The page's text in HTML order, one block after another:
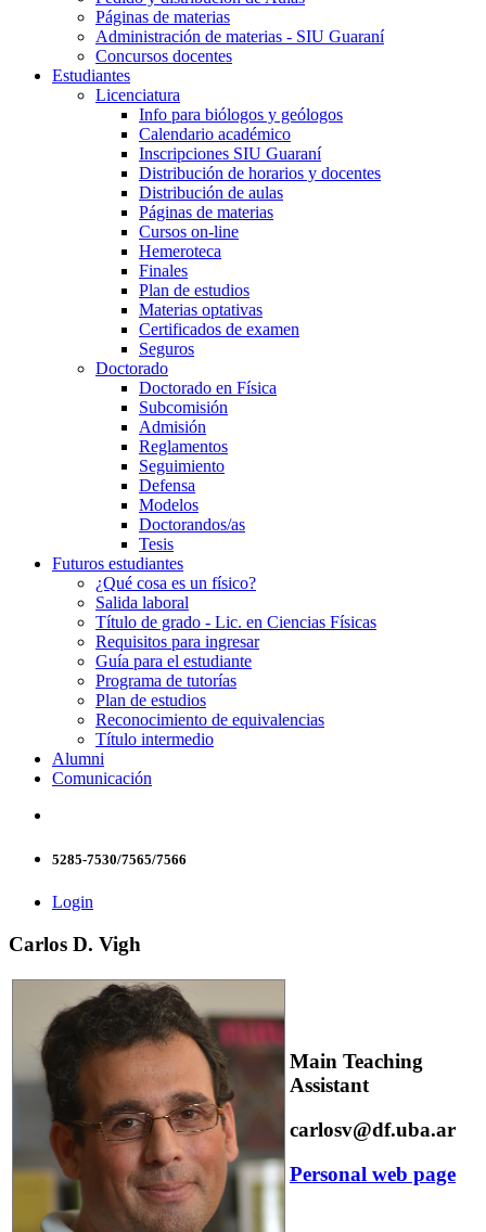
Páginas de materias
Administración de materias - SIU Guaraní
Concursos docentes
Estudiantes
Licenciatura
Info para biólogos y geólogos
Calendario académico
Inscripciones SIU Guaraní
Distribución de horarios y docentes
Distribución de aulas
Páginas de materias
Cursos on-line
Hemeroteca
Finales
Plan de estudios
Materias optativas
Certificados de examen
Seguros
Doctorado
Doctorado en Física
Subcomisión
Admisión
Reglamentos
Seguimiento
Defensa
Modelos
Doctorandos/as
Tesis
Futuros estudiantes
¿Qué cosa es un físico?
Salida laboral
Título de grado - Lic. en Ciencias Físicas
Requisitos para ingresar
Guía para el estudiante
Programa de tutorías
Plan de estudios
Reconocimiento de equivalencias
Título intermedio
Alumni
Comunicación
5285-7530/7565/7566
Login
Carlos D. Vigh
Main Teaching
Assistant
carlosv@df.uba.ar
Personal web page